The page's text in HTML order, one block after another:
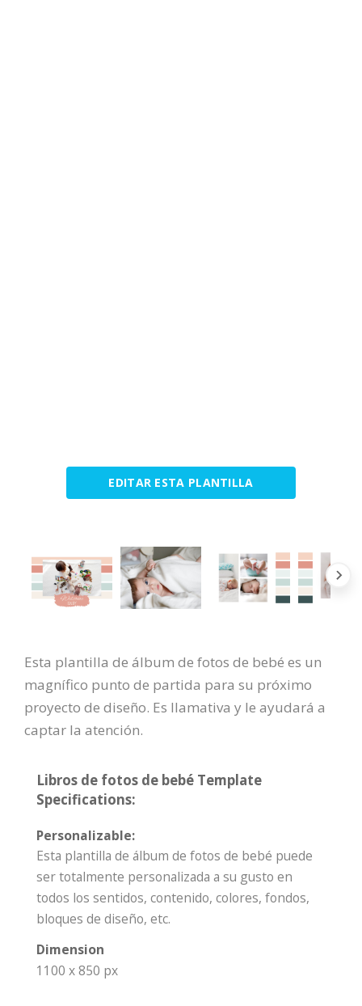
EDITAR ESTA PLANTILLA
Esta plantilla de álbum de fotos de bebé es un
magnífico punto de partida para su próximo
proyecto de diseño. Es llamativa y le ayudará a
captar la atención.
Libros de fotos de bebé Template
Specifications:
Personalizable:
Esta plantilla de álbum de fotos de bebé puede
ser totalmente personalizada a su gusto en
todos los sentidos, contenido, colores, fondos,
bloques de diseño, etc.
Dimension
1100 x 850 px